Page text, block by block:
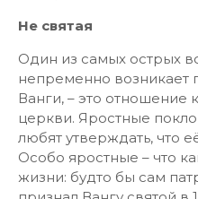
Не святая
Один из самых острых
непременно возникает
Ванги, – это отношение
церкви. Яростные
любят утверждать, что
Особо яростные – что
жизни: будто бы сам